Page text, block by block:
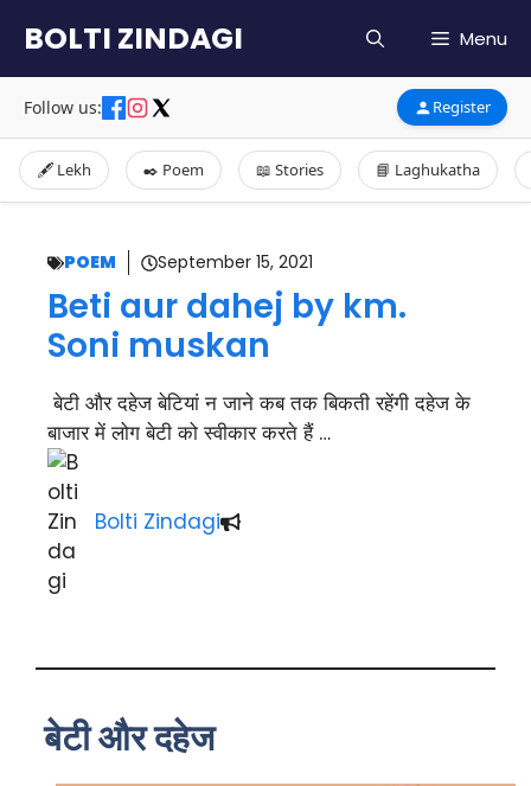
content
BOLTI ZINDAGI Menu
Follow us: Register
🖋️ Lekh ✒️ Poem 📖 Stories 📘 Laghukatha
POEM September 15, 2021
Beti aur dahej by km.
Soni muskan
बेटी और दहेज बेटियां न जाने कब तक बिकती रहेंगी दहेज के
बाजार में लोग बेटी को स्वीकार करते हैं …
Bolti Zindagi
बेटी और दहेज